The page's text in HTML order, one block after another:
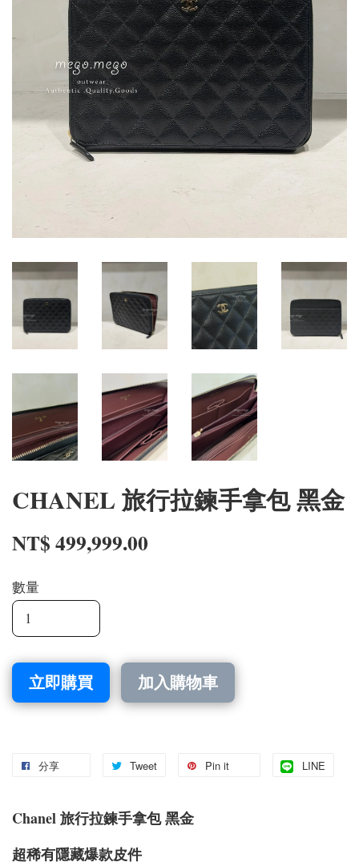
CHANEL 旅行拉鍊手拿包 黑金
NT$ 499,999.00
數量
立即購買 加入購物車
分享 Tweet Pin it LINE
Chanel 旅行拉鍊手拿包 黑金
超稀有隱藏爆款皮件